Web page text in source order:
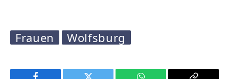
Frauen Wolfsburg